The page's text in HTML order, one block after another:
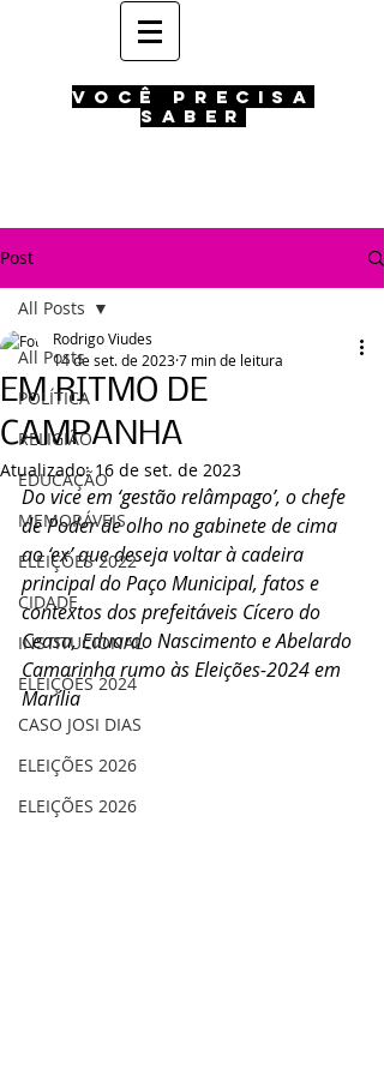
VOCÊ PRECISA
SABER
Post
All Posts
POLÍTICA
RELIGIÃO
EDUCAÇÃO
MEMORÁVEIS
ELEIÇÕES 2022
CIDADE
INSTITUCIONAL
ELEIÇÕES 2024
CASO JOSI DIAS
ELEIÇÕES 2026
ELEIÇÕES 2026
All Posts
EM RITMO DE
CAMPANHA
Rodrigo Viudes
14 de set. de 20237 min de leitura
Atualizado:16 de set. de 2023
Do vice em ‘gestão relâmpago’, o chefe
de Poder de olho no gabinete de cima
ao ‘ex’ que deseja voltar à cadeira
principal do Paço Municipal, fatos e
contextos dos prefeitáveis Cícero do
Ceasa, Eduardo Nascimento e Abelardo
Camarinha rumo às Eleições-2024 em
Marília